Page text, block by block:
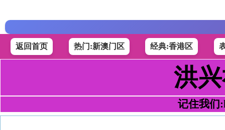
返回首页 热门:新澳门区 经典:香港区
洪
记住我们